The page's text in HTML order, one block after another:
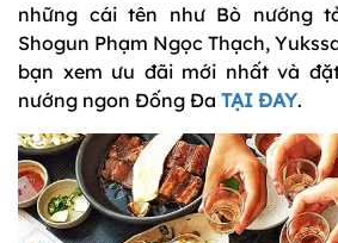
những cái tên như Bò nướng
Shogun Phạm Ngọc Thạch,
bạn xem ưu đãi mới nhất và
nướng ngon Đống Đa TẠI ĐAY.